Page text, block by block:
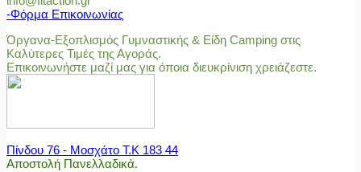
-Φόρμα Επικοινωνίας
Όργανα-Εξοπλισμός Γυμναστικής & Είδη Camping στις
Καλύτερες Τιμές της Αγοράς.
Επικοινωνήστε μαζί μας για όποια διευκρίνιση χρειάζεστε.
Πίνδου 76 - Μοσχάτο Τ.Κ 183 44
Αποστολή Πανελλαδικά.